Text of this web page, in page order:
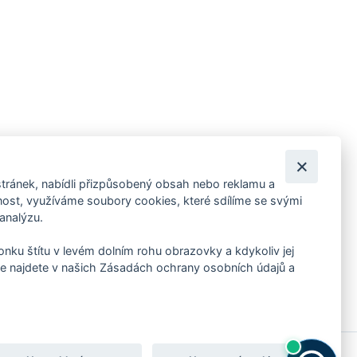
pozvánky na kulturní a sportovní akce?
nabídli přizpůsobený obsah nebo reklamu a
využíváme soubory cookies, které sdílíme se svými
štítu v levém dolním rohu obrazovky a kdykoliv jej
najdete v našich Zásadách ochrany osobních údajů a